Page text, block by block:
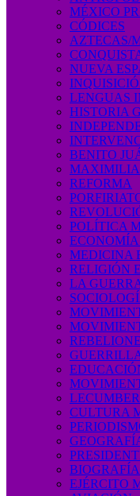
MÉXICO
CÓDICES
AZTECAS/
NUEVA
LENGUAS
HISTORIA
BENITO
REFORMA
POLÍTICA
MEDICINA
RELIGIÓN
LA
CULTURA
EJÉRCITO